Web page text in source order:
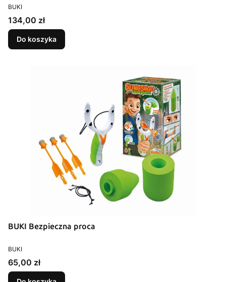
PRODUCENT
BUKI
Cena
134,00 zł
Do koszyka
BUKI Bezpieczna proca
PRODUCENT
BUKI
Cena
65,00 zł